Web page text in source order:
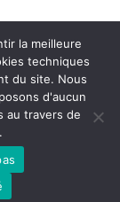
la meilleure
techniques
du site. Nous
d'aucun
au travers de